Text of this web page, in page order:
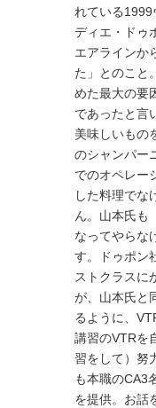
れている1999
ディエ・ドゥ
エアラインか
た」とのこと
めた最大の要
であったと言
美味しいもの
のシャンパー
でのオペレー
した料理でな
ん。山本氏も
なってやらな
す。ドゥポン
ストクラスに
が、山本氏と
るように、
講習のVTRを
習をして）努
も本職のCA3
を提供。お話